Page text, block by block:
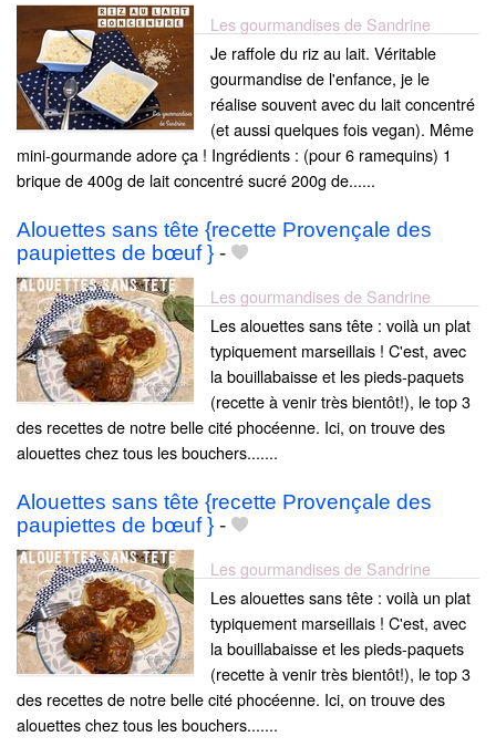
Les gourmandises de Sandrine
Je raffole du riz au lait. Véritable
gourmandise de l'enfance, je le
réalise souvent avec du lait concentré
(et aussi quelques fois vegan). Même
mini-gourmande adore ça ! Ingrédients : (pour 6 ramequins) 1
brique de 400g de lait concentré sucré 200g de......
Alouettes sans tête {recette Provençale des
paupiettes de bœuf } -
Les gourmandises de Sandrine
Les alouettes sans tête : voilà un plat
typiquement marseillais ! C'est, avec
la bouillabaisse et les pieds-paquets
(recette à venir très bientôt!), le top 3
des recettes de notre belle cité phocéenne. Ici, on trouve des
alouettes chez tous les bouchers.......
Alouettes sans tête {recette Provençale des
paupiettes de bœuf } -
Les gourmandises de Sandrine
Les alouettes sans tête : voilà un plat
typiquement marseillais ! C'est, avec
la bouillabaisse et les pieds-paquets
(recette à venir très bientôt!), le top 3
des recettes de notre belle cité phocéenne. Ici, on trouve des
alouettes chez tous les bouchers.......